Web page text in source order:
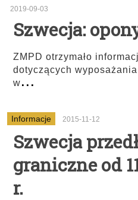
2019-09-03
Szwecja:
ZMPD otrzymało
dotyczących
w...
Informacje 2015-11-12
Szwecja
graniczne od
r.